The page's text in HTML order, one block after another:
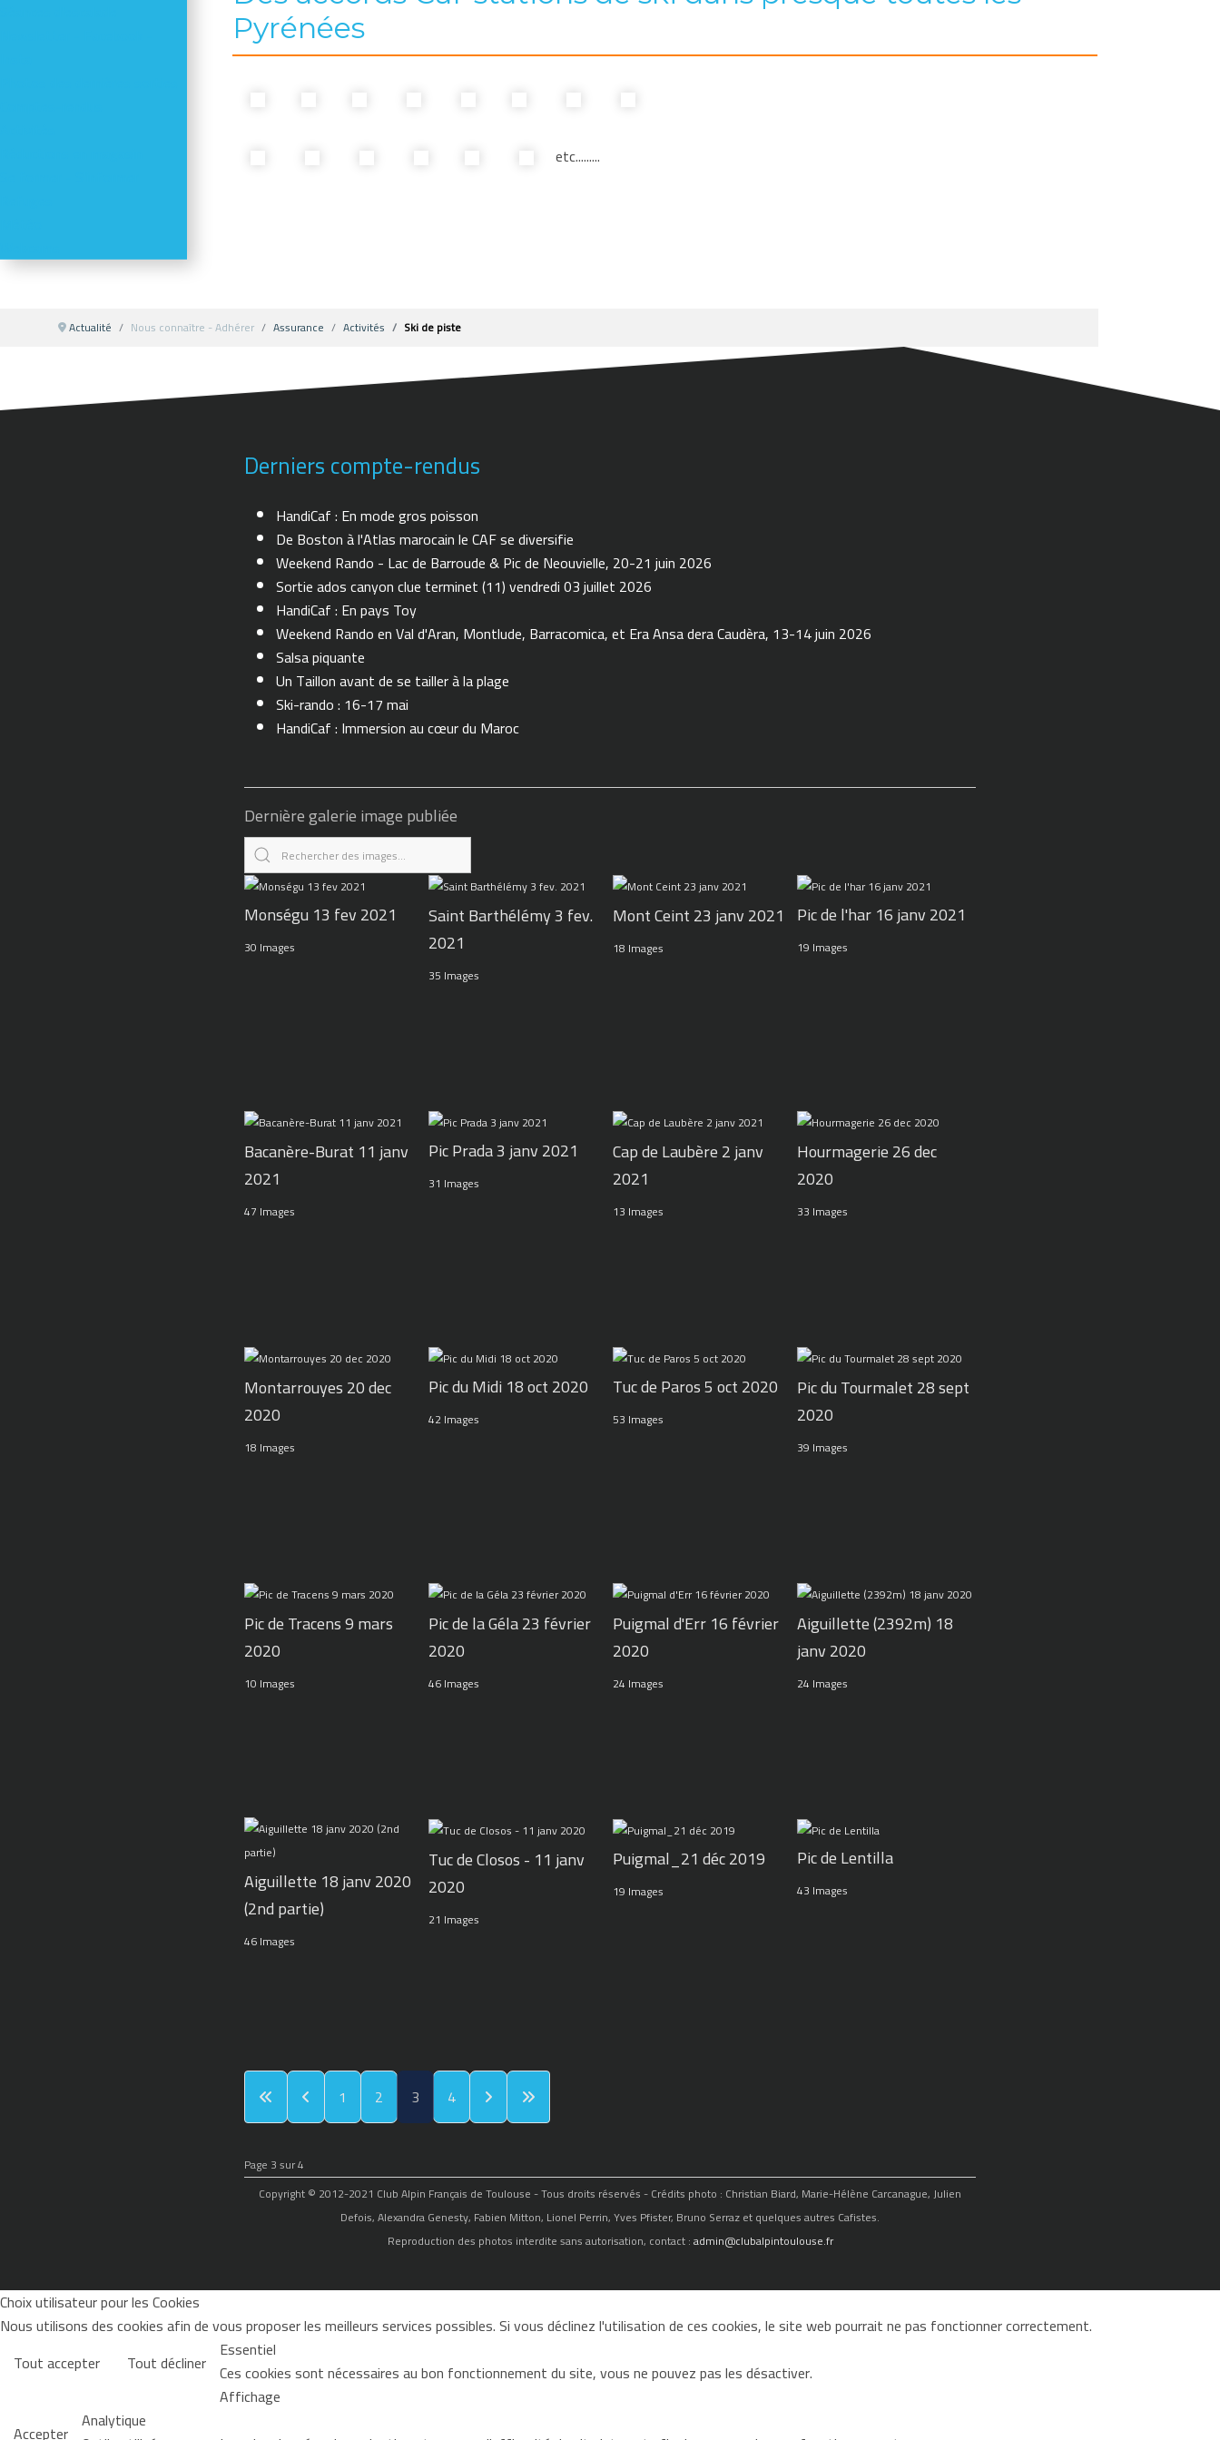
Pyrénées
etc.........
Actualité Nous connaître - Adhérer Assurance Activités Ski de piste
Derniers compte-rendus
HandiCaf : En mode gros poisson
De Boston à l'Atlas marocain le CAF se diversifie
Weekend Rando - Lac de Barroude & Pic de Neouvielle, 20-21 juin 2026
Sortie ados canyon clue terminet (11) vendredi 03 juillet 2026
HandiCaf : En pays Toy
Weekend Rando en Val d'Aran, Montlude, Barracomica, et Era Ansa dera Caudèra, 13-14 juin 2026
Salsa piquante
Un Taillon avant de se tailler à la plage
Ski-rando : 16-17 mai
HandiCaf : Immersion au cœur du Maroc
Dernière galerie image publiée
Monségu 13 fev 2021
30 Images
Saint Barthélémy 3 fev.
2021
35 Images
Mont Ceint 23 janv 2021
18 Images
Pic de l'har 16 janv 2021
19 Images
Bacanère-Burat 11 janv
2021
47 Images
Pic Prada 3 janv 2021
31 Images
Cap de Laubère 2 janv
2021
13 Images
Hourmagerie 26 dec
2020
33 Images
Montarrouyes 20 dec
2020
18 Images
Pic du Midi 18 oct 2020
42 Images
Tuc de Paros 5 oct 2020
53 Images
Pic du Tourmalet 28 sept
2020
39 Images
Pic de Tracens 9 mars
2020
10 Images
Pic de la Géla 23 février
2020
46 Images
Puigmal d'Err 16 février
2020
24 Images
Aiguillette (2392m) 18
janv 2020
24 Images
Aiguillette 18 janv 2020
(2nd partie)
46 Images
Tuc de Closos - 11 janv
2020
21 Images
Puigmal_21 déc 2019
19 Images
Pic de Lentilla
43 Images
1 2 3 4
Page 3 sur 4
Copyright © 2012-2021 Club Alpin Français de Toulouse - Tous droits réservés - Crédits photo : Christian Biard, Marie-Hélène Carcanague, Julien
Defois, Alexandra Genesty, Fabien Mitton, Lionel Perrin, Yves Pfister, Bruno Serraz et quelques autres Cafistes.
Reproduction des photos interdite sans autorisation, contact :admin@clubalpintoulouse.fr
Choix utilisateur pour les Cookies
Nous utilisons des cookies afin de vous proposer les meilleurs services possibles. Si vous déclinez l'utilisation de ces cookies, le site web pourrait ne pas fonctionner correctement.
Tout accepter
Tout décliner Essentiel
Ces cookies sont nécessaires au bon fonctionnement du site, vous ne pouvez pas les désactiver.
Affichage
Accepter Analytique